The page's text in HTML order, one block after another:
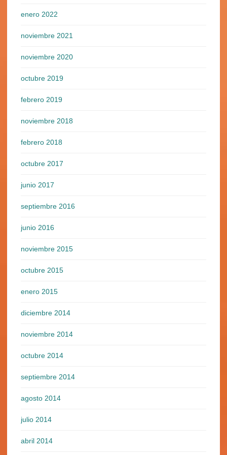
enero 2022
noviembre 2021
noviembre 2020
octubre 2019
febrero 2019
noviembre 2018
febrero 2018
octubre 2017
junio 2017
septiembre 2016
junio 2016
noviembre 2015
octubre 2015
enero 2015
diciembre 2014
noviembre 2014
octubre 2014
septiembre 2014
agosto 2014
julio 2014
abril 2014